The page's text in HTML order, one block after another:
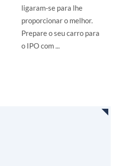
ligaram-se para lhe
proporcionar o melhor.
Prepare o seu carro para
o IPO com ...